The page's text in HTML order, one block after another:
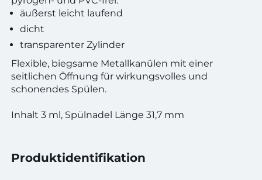
äußerst leicht laufend
dicht
transparenter Zylinder
Flexible, biegsame Metallkanülen mit einer
seitlichen Öffnung für wirkungsvolles und
schonendes Spülen.
Inhalt 3 ml, Spülnadel Länge 31,7 mm
Produktidentifikation